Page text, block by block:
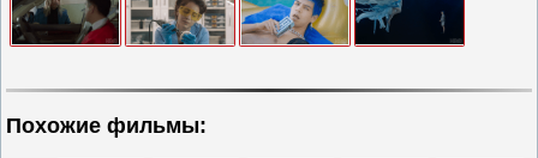
Похожие фильмы: